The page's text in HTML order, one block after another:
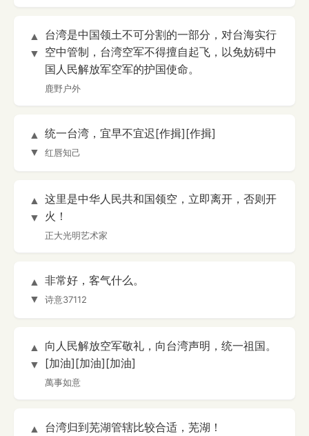
▲
▼
台湾是中国领土不可分割的一部分，对台海实行
空中管制，台湾空军不得擅自起飞，以免妨碍中
国人民解放军空军的护国使命。
鹿野户外
▲
▼
统一台湾，宜早不宜迟[作揖][作揖]
红唇知己
▲
▼
这里是中华人民共和国领空，立即离开，否则开
火！
正大光明艺术家
▲
▼
非常好，客气什么。
诗意37112
▲
▼
向人民解放空军敬礼，向台湾声明，统一祖国。
[加油][加油][加油]
萬事如意
▲
台湾归到芜湖管辖比较合适，芜湖！